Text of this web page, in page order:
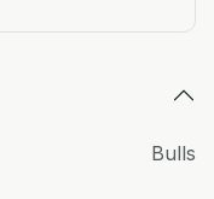
Bulls